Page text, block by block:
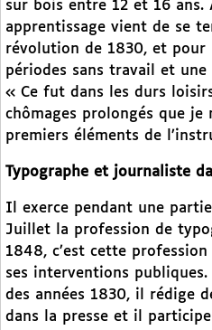
sur bois entre 12 et 16 ans.
apprentissage vient de se
révolution de 1830, et pour
périodes sans travail et
« Ce fut dans les durs
chômages prolongés que je
premiers éléments de
Typographe et journaliste
Il exerce pendant une
Juillet la profession de
1848, c’est cette
ses interventions
des années 1830, il rédige
dans la presse et il